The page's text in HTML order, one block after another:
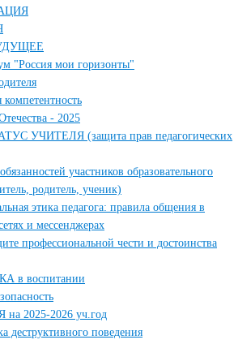
"Россия мои горизонты"
компетентность
- 2025
УЧИТЕЛЯ (защита прав педагогических
участников образовательного
родитель, ученик)
этика педагога: правила общения в
и мессенджерах
профессиональной чести и достоинства
в воспитании
2025-2026 уч.год
деструктивного поведения